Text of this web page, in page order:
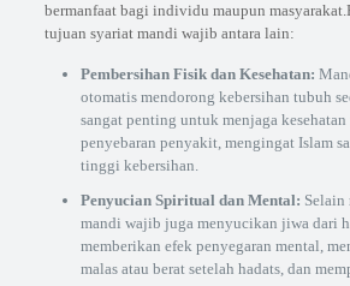
bermanfaat bagi individu maupun
tujuan syariat mandi wajib antara lain:
Pembersihan Fisik dan Kesehatan:
otomatis mendorong kebersihan tubuh
sangat penting untuk menjaga
penyebaran penyakit, mengingat Islam
tinggi kebersihan.
Penyucian Spiritual dan Mental: Selain
mandi wajib juga menyucikan jiwa dari
memberikan efek penyegaran mental,
malas atau berat setelah hadats, dan